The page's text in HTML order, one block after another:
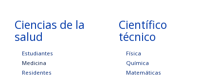
Ciencias de la
salud
Estudiantes
Medicina
Residentes
Científico
técnico
Física
Química
Matemáticas